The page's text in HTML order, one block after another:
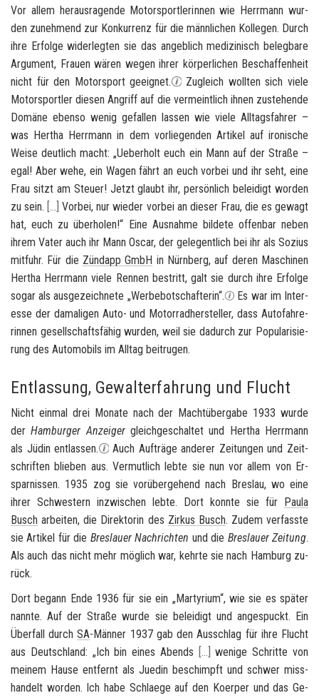
Vor allem her­aus­ra­gen­de Mo­tor­sport­le­rin­nen wie Herr­mann wur­
den zu­neh­mend zur Kon­kur­renz für die männ­li­chen Kol­le­gen. Durch
ihre Er­fol­ge wi­der­leg­ten sie das an­geb­lich me­di­zi­nisch be­leg­ba­re
Ar­gu­ment, Frau­en wären wegen ihrer kör­per­li­chen Be­schaf­fen­heit
nicht für den Mo­tor­sport ge­eig­net.
Zu­gleich woll­ten sich viele
Mo­tor­sport­ler die­sen An­griff auf die ver­meint­lich ihnen zu­ste­hen­de
Do­mä­ne eben­so wenig ge­fal­len las­sen wie viele All­tags­fah­rer –
was Her­tha Herr­mann in dem vor­lie­gen­den Ar­ti­kel auf iro­ni­sche
Weise deut­lich macht: „Ue­ber­holt euch ein Mann auf der Stra­ße –
egal! Aber wehe, ein Wagen fährt an euch vor­bei und ihr seht, eine
Frau sitzt am Steu­er! Jetzt glaubt ihr, per­sön­lich be­lei­digt wor­den
zu sein. [… Vor­bei, nur wie­der vor­bei an die­ser Frau, die es ge­wagt
hat, euch zu über­ho­len!“ Eine Aus­nah­me bil­de­te of­fen­bar neben
ihrem Vater auch ihr Mann Oscar, der ge­le­gent­lich bei ihr als So­zi­us
mit­fuhr. Für die Zünd­app GmbH in Nürn­berg, auf deren Ma­schi­nen
Her­tha Herr­mann viele Ren­nen be­stritt, galt sie durch ihre Er­fol­ge
sogar als aus­ge­zeich­ne­te „Wer­be­bot­schaf­te­rin“.
Es war im In­ter­
es­se der da­ma­li­gen Auto- und Mo­tor­rad­her­stel­ler, dass Au­to­fah­re­
rin­nen ge­sell­schafts­fä­hig wur­den, weil sie da­durch zur Po­pu­la­ri­sie­
rung des Au­to­mo­bils im All­tag bei­tru­gen.
Entlassung, Gewalterfahrung und Flucht
Nicht ein­mal drei Mo­na­te nach der Macht­über­ga­be 1933 wurde
derHam­bur­ger An­zei­gergleich­ge­schal­tet und Her­tha Herr­mann
als Jüdin ent­las­sen.
Auch Auf­trä­ge an­de­rer Zei­tun­gen und Zeit­
schrif­ten blie­ben aus. Ver­mut­lich lebte sie nun vor allem von Er­
spar­nis­sen. 1935 zog sie vor­über­ge­hend nach Bres­lau, wo eine
ihrer Schwes­tern in­zwi­schen lebte. Dort konn­te sie für Paula
Busch ar­bei­ten, die Di­rek­to­rin des Zir­kus Busch. Zudem ver­fass­te
sie Ar­ti­kel für die Bres­lau­er Nach­rich­ten und die Bres­lau­er Zei­tung.
Als auch das nicht mehr mög­lich war, kehr­te sie nach Ham­burg zu­
rück.
Dort be­gann Ende 1936 für sie ein „Mar­ty­ri­um“, wie sie es spä­ter
nann­te. Auf der Stra­ße wurde sie be­lei­digt und an­ge­spuckt. Ein
Über­fall durchSA-​Männer 1937 gab den Aus­schlag für ihre Flucht
aus Deutsch­land: „Ich bin eines Abends [… we­ni­ge Schrit­te von
mei­nem Hause ent­fernt als Ju­e­din be­schimpft und schwer miss­
han­delt wor­den. Ich habe Schla­e­ge auf den Ko­er­per und das Ge­